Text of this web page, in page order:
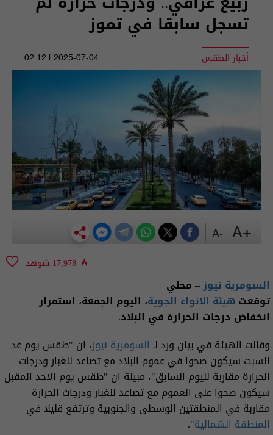
تسجل سابقا في تموز
أخبار الطقس 2025-07-04 | 02:12
17,978 شوهد
السومرية نيوز– محلي
توقعت هيئة الانواء الجوية، اليوم الجمعة، استمرار
انخفاض درجات الحرارة في البلاد.
وقالت الهيئة في بيان ورد لـ السومرية نيوز، ان "طقس يوم غد
السبت سيكون صحوا في عموم البلاد مع تصاعد للغبار ودرجات
الحرارة مقاربة لليوم السابق"، مبينة ان "طقس يوم الاحد المقبل
سيكون صحوا على العموم مع تصاعد للغبار ودرجات الحرارة
مقاربة في المنطقتين الوسطى والجنوبية وترتفع قليلا في
المنطقة الشمالية".
+A
-A